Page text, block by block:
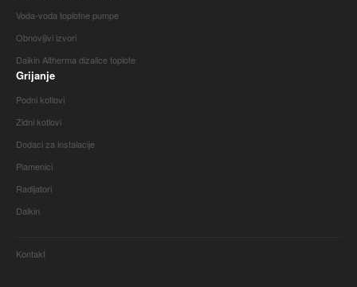
Voda-voda toplotne pumpe
Obnovljivi izvori
Daikin Altherma dizalice toplote
Grijanje
Podni kotlovi
Zidni kotlovi
Dodaci za instalacije
Plamenici
Radijatori
Daikin
Kontakt